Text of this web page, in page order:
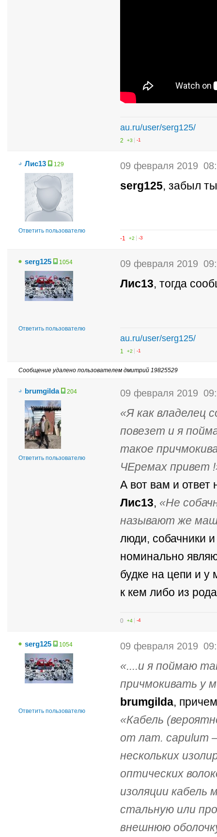
au.ru/user/serg125/
2 +3 -1
Лис13 129
Ответить пользователю
09 февраля 2019
serg125, забыл
-1 +2 -3
serg125 1054
Ответить пользователю
09 февраля 2019
Лис13, тогда
au.ru/user/serg125/
1 +2 -1
Сообщение удалено пользователем дмитрий 19825529
brumgilda 204
Ответить пользователю
09 февраля 2019
Я как владелец
повезет и я
такое
ЧЕремах привет !
А вот вам и ответ
Лис13,
Не
называют же
люди, собачники
номинально
будке на цепи и
к кем либо из
0 +4 -4
serg125 1054
Ответить пользователю
09 февраля 2019
....и я поймаю
причмокивать у
brumgilda,
Кабель
от лат. сарulum
нескольких
оптических
изоляции кабель
стальную или
внешнюю